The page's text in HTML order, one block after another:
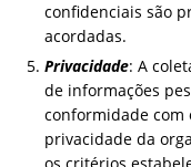
confidenciais são
acordadas.
Privacidade: A
de informações
conformidade com
privacidade da